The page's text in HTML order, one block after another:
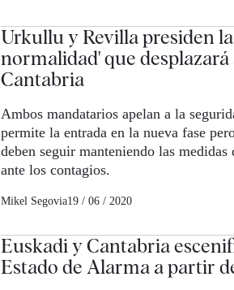
Urkullu y Revilla presiden
normalidad' que desplazará
Cantabria
Ambos mandatarios apelan a la
permite la entrada en la nueva fase
deben seguir manteniendo las
ante los contagios.
Mikel Segovia19 / 06 / 2020
Euskadi y Cantabria
Estado de Alarma a partir